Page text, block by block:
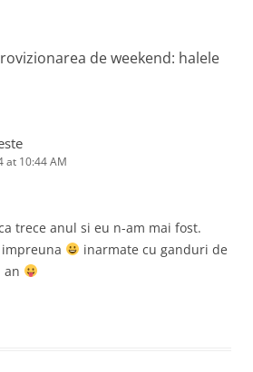
de weekend: halele
at 10:44 AM
trece anul si eu n-am mai fost.
impreuna
inarmate cu ganduri de
an